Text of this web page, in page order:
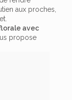
aux proches,
avec
propose